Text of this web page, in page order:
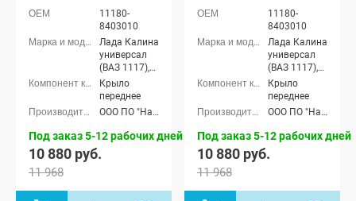
11180-
8403010
Лада Калина
универсал
(ВАЗ 1117),
Лада Калина
седан (ВАЗ
1118), Лада
Калина
хэтчбек (ВАЗ
1119)
Крыло
переднее
ООО ПО "Начало"
Под заказ 5-12 рабочих дней
10 880 руб.
11 968
11180-
8403010
Лада Калина
универсал
(ВАЗ 1117),
Лада Калина
седан (ВАЗ
1118), Лада
Калина
хэтчбек (ВАЗ
1119)
Крыло
переднее
ООО ПО "Начало"
Под заказ 5-12 рабочих дней
10 880 руб.
11 968